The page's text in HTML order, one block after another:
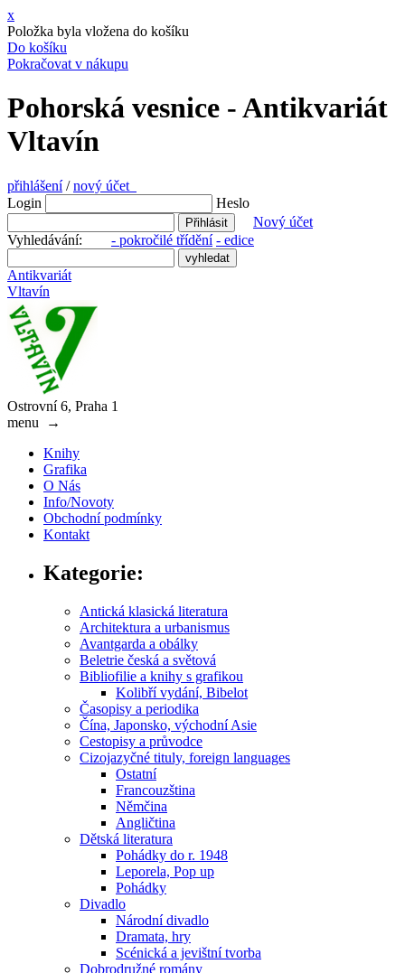
x
Položka byla vložena do košíku
Do košíku
Pokračovat v nákupu
Pohorská vesnice - Antikvariát
Vltavín
přihlášení/nový účet
Login
Heslo
Nový účet
Vyhledávání: - pokročilé třídění - edice
Antikvariát
Vltavín
Ostrovní 6, Praha 1
menu
→
Knihy
Grafika
O Nás
Info/Novoty
Obchodní podmínky
Kontakt
Kategorie:
Antická klasická literatura
Architektura a urbanismus
Avantgarda a obálky
Beletrie česká a světová
Bibliofilie a knihy s grafikou
Kolibří vydání, Bibelot
Časopisy a periodika
Čína, Japonsko, východní Asie
Cestopisy a průvodce
Cizojazyčné tituly, foreign languages
Ostatní
Francouzština
Němčina
Angličtina
Dětská literatura
Pohádky do r. 1948
Leporela, Pop up
Pohádky
Divadlo
Národní divadlo
Dramata, hry
Scénická a jevištní tvorba
Dobrodružné romány